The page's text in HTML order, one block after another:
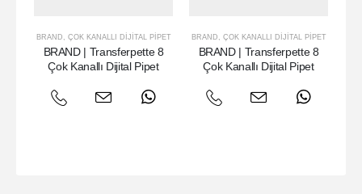
BRAND , ÇOK KANALLI DIJITAL PIPET
BRAND | Transferpette 8
Çok Kanallı Dijital Pipet
BRAND , ÇOK KANALLI DIJITAL PIPET
BRAND | Transferpette 8
Çok Kanallı Dijital Pipet